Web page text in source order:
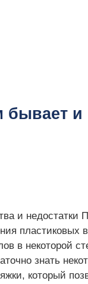
и
и недостатки
пластиковых
в некоторой
знать
который